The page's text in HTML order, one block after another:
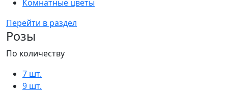
Комнатные цветы
Перейти в раздел
Розы
По количеству
7 шт.
9 шт.